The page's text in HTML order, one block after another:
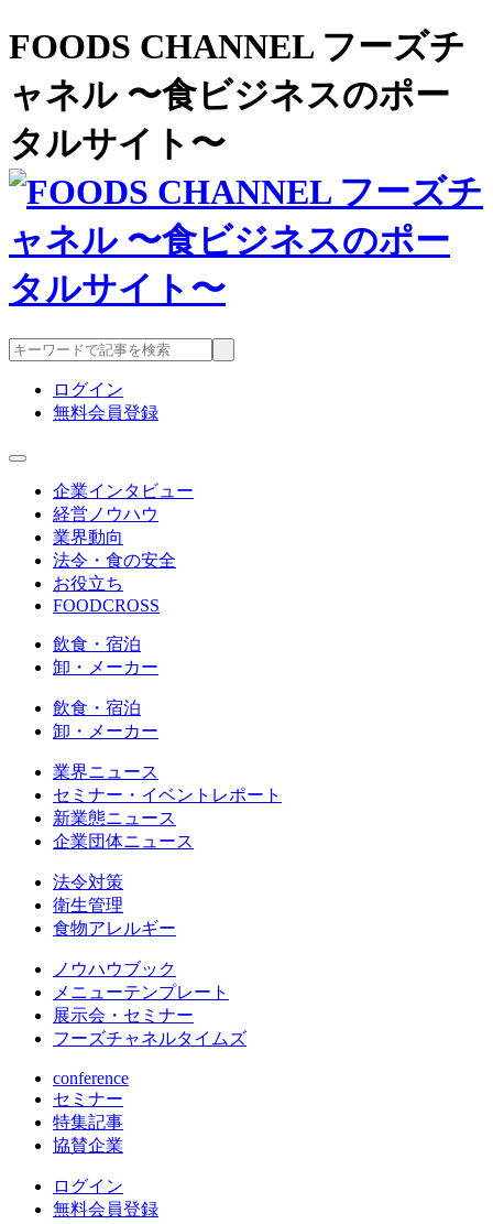
FOODS CHANNEL フーズチ
ャネル 〜食ビジネスのポー
タルサイト〜
ログイン
無料会員登録
企業インタビュー
経営ノウハウ
業界動向
法令・食の安全
お役立ち
FOODCROSS
飲食・宿泊
卸・メーカー
飲食・宿泊
卸・メーカー
業界ニュース
セミナー・イベントレポート
新業態ニュース
企業団体ニュース
法令対策
衛生管理
食物アレルギー
ノウハウブック
メニューテンプレート
展示会・セミナー
フーズチャネルタイムズ
conference
セミナー
特集記事
協賛企業
ログイン
無料会員登録